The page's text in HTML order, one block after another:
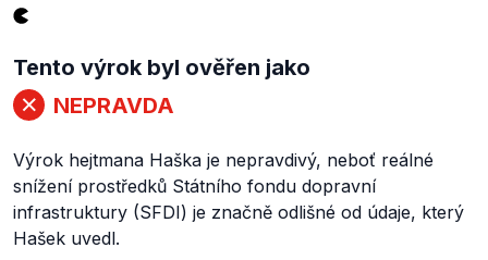
Tento výrok byl ověřen jako
NEPRAVDA
Výrok hejtmana Haška je nepravdivý, neboť reálné
snížení prostředků Státního fondu dopravní
infrastruktury (SFDI) je značně odlišné od údaje, který
Hašek uvedl.